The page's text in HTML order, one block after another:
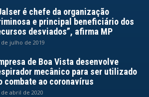
é chefe da organização
e principal beneficiário dos
desviados”, afirma MP
de julho de 2019
de Boa Vista desenvolve
mecânico para ser utilizado
combate ao coronavírus
de abril de 2020